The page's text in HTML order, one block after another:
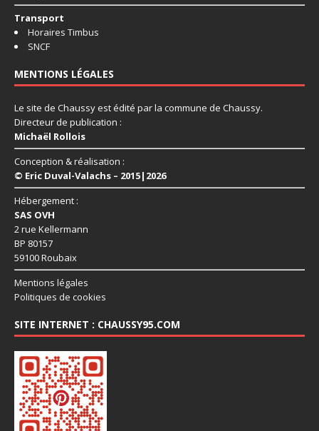
Transport
Horaires Timbus
SNCF
MENTIONS LÉGALES
Le site de Chaussy est édité par la commune de Chaussy.
Directeur de publication :
Michaël Rollois
Conception & réalisation :
© Eric Duval-Valachs – 2015|2026
Hébergement :
SAS OVH
2 rue Kellermann
BP 80157
59100 Roubaix
Mentions légales
Politiques de cookies
SITE INTERNET : CHAUSSY95.COM